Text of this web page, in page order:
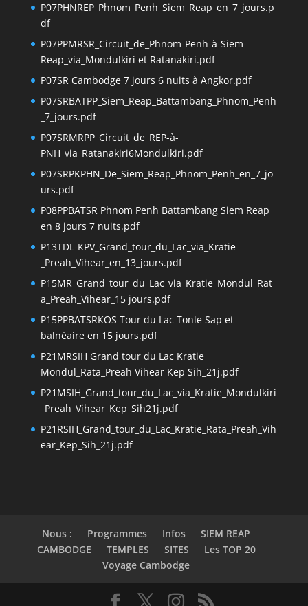
P07PHNREP_Phnom_Penh_Siem_Reap_en_7_jours.p
df
P07PPMRSR_Circuit_de_Phnom-Penh-à-Siem-
Reap_via_Mondulkiri et Ratanakiri.pdf
P07SR Cambodge 7 jours 6 nuits à Angkor.pdf
P07SRBATPP_Siem_Reap_Battambang_Phnom_Penh
_7_jours.pdf
P07SRMRPP_Circuit_de_REP-à-
PNH_via_Ratanakiri6Mondulkiri.pdf
P07SRPKPHN_De_Siem_Reap_Phnom_Penh_en_7_jo
urs.pdf
P08PPBATSR Phnom Penh Battambang Siem Reap
en 8 jours 7 nuits.pdf
P13TDL-KPV_Grand_tour_du_Lac_via_Kratie
_Preah_Vihear_en_13_jours.pdf
P15MR_Grand_tour_du_Lac_via_Kratie_Mondul_Rat
a_Preah_Vihear_15 jours.pdf
P15PPBATSRKOS Tour du Lac Tonle Sap et
balnéaire en 15 jours.pdf
P21MRSIH Grand tour du Lac Kratie
Mondul_Rata_Preah Vihear Kep Sih_21j.pdf
P21MSIH_Grand_tour_du_Lac_via_Kratie_Mondulkiri
_Preah_Vihear_Kep_Sih21j.pdf
P21RSIH_Grand_tour_du_Lac_Kratie_Rata_Preah_Vih
ear_Kep_Sih_21j.pdf
Nous : Programmes Infos
SIEM REAP
CAMBODGE
TEMPLES SITES
Les TOP 20
Voyage Cambodge